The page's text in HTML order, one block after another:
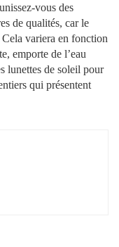
vous des
de qualités, car le
variera en fonction
emporte de l’eau
lunettes de soleil pour
qui présentent